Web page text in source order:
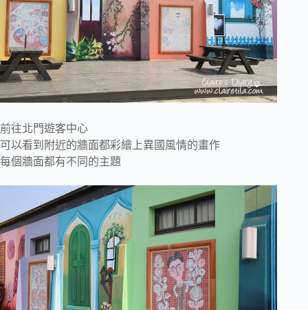
前往北門遊客中心
可以看到附近的牆面都彩繪上異國風情的畫作
每個牆面都有不同的主題